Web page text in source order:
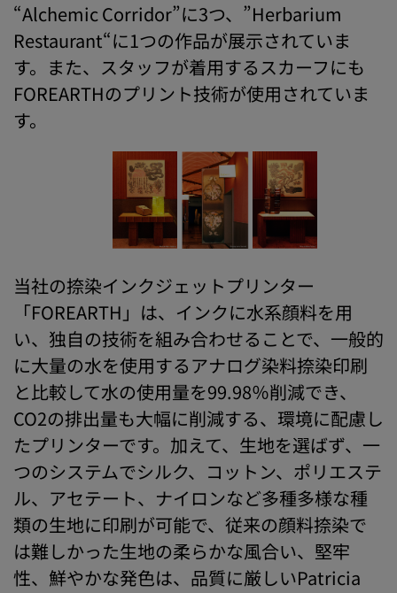
“Alchemic Corridor”に3つ、”Herbarium
Restaurant“に1つの作品が展示されていま
す。また、スタッフが着用するスカーフにも
FOREARTHのプリント技術が使用されていま
す。
当社の捺染インクジェットプリンター
「FOREARTH」は、インクに水系顔料を用
い、独自の技術を組み合わせることで、一般的
に大量の水を使用するアナログ染料捺染印刷
と比較して水の使用量を99.98％削減でき、
CO2の排出量も大幅に削減する、環境に配慮し
たプリンターです。加えて、生地を選ばず、一
つのシステムでシルク、コットン、ポリエステ
ル、アセテート、ナイロンなど多種多様な種
類の生地に印刷が可能で、従来の顔料捺染で
は難しかった生地の柔らかな風合い、堅牢
性、鮮やかな発色は、品質に厳しいPatricia